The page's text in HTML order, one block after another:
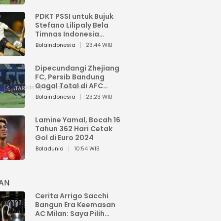
PDKT PSSI untuk Bujuk
Stefano Lilipaly Bela
Timnas Indonesia
Berakhir Berantakan
Bolaindonesia 23:44 WIB
Dipecundangi Zhejiang
FC, Persib Bandung
Gagal Total di AFC
Champions League Two
Bolaindonesia 23:23 WIB
Lamine Yamal, Bocah 16
Tahun 362 Hari Cetak
Gol di Euro 2024
Boladunia 10:54 WIB
Cerita Arrigo Sacchi
Bangun Era Keemasan
AC Milan: Saya Pilih